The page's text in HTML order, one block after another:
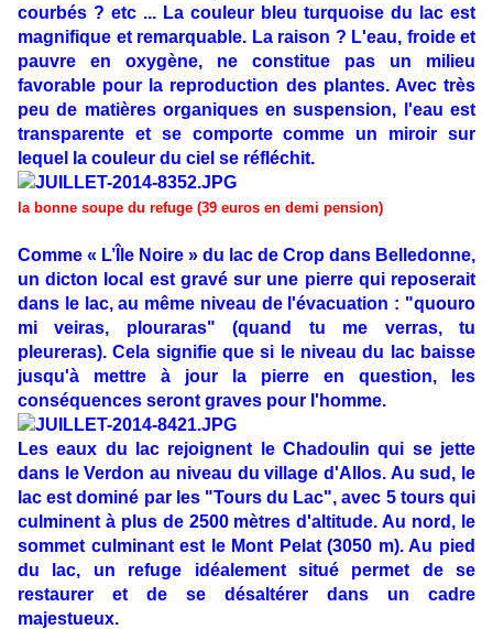
courbés ? etc ... La couleur bleu turquoise du lac est
magnifique et remarquable. La raison ? L'eau, froide et
pauvre en oxygène, ne constitue pas un milieu
favorable pour la reproduction des plantes. Avec très
peu de matières organiques en suspension, l'eau est
transparente et se comporte comme un miroir sur
lequel la couleur du ciel se réfléchit.
la bonne soupe du refuge (39 euros en demi pension)
Comme « L’Île Noire » du lac de Crop dans Belledonne,
un dicton local est gravé sur une pierre qui reposerait
dans le lac, au même niveau de l'évacuation : "quouro
mi veiras, plouraras" (quand tu me verras, tu
pleureras). Cela signifie que si le niveau du lac baisse
jusqu'à mettre à jour la pierre en question, les
conséquences seront graves pour l'homme.
Les eaux du lac rejoignent le Chadoulin qui se jette
dans le Verdon au niveau du village d'Allos. Au sud, le
lac est dominé par les "Tours du Lac", avec 5 tours qui
culminent à plus de 2500 mètres d'altitude. Au nord, le
sommet culminant est le Mont Pelat (3050 m). Au pied
du lac, un refuge idéalement situé permet de se
restaurer et de se désaltérer dans un cadre
majestueux.